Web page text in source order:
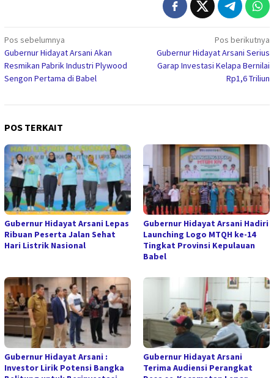
Navigasi
pos
Pos sebelumnya
Gubernur Hidayat Arsani Akan
Resmikan Pabrik Industri Plywood
Sengon Pertama di Babel
Pos berikutnya
Gubernur Hidayat Arsani Serius
Garap Investasi Kelapa Bernilai
Rp1,6 Triliun
POS TERKAIT
Gubernur Hidayat Arsani Lepas
Ribuan Peserta Jalan Sehat
Hari Listrik Nasional
Gubernur Hidayat Arsani Hadiri
Launching Logo MTQH ke-14
Tingkat Provinsi Kepulauan
Babel
Gubernur Hidayat Arsani :
Investor Lirik Potensi Bangka
Gubernur Hidayat Arsani
Terima Audiensi Perangkat